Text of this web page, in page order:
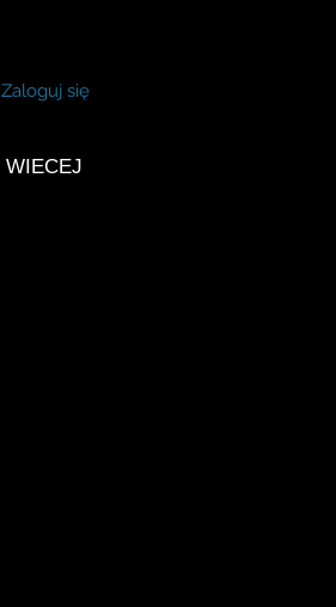
Zaloguj się
WIECEJ